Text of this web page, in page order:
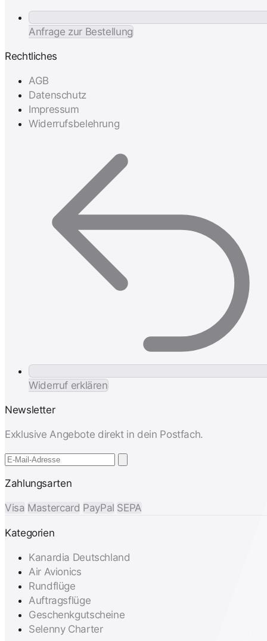
Anfrage zur Bestellung
Rechtliches
AGB
Datenschutz
Impressum
Widerrufsbelehrung
Widerruf erklären
Newsletter
Exklusive Angebote direkt in dein Postfach.
Zahlungsarten
Visa Mastercard PayPal SEPA
Kategorien
Kanardia Deutschland
Air Avionics
Rundflüge
Auftragsflüge
Geschenkgutscheine
Selenny Charter